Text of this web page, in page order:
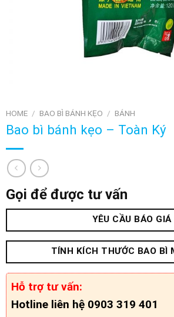
HOME / BAO BÌ BÁNH KẸO / BÁNH
Bao bì bánh kẹo – Toàn Ký
Gọi để được tư vấn
YÊU CẦU BÁO GIÁ
TÍNH KÍCH THƯỚC BAO BÌ
Hỗ trợ tư vấn:
Hotline liên hệ 0903 319 401